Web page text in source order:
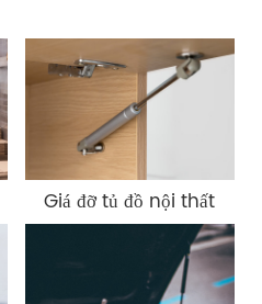
Giá đỡ tủ đồ nội thất